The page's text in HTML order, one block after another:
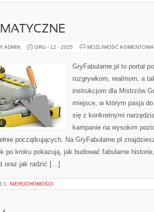
ADMIN GRU - 12 - 2025 MOŻLIWOŚĆ
GryFabularne.pl to portal
rozgrywkom, realmom, a
instrukcjom dla Mistrzów
miejsce, w którym pasja
się z konkretnymi
kampanie na wysokim
początkujących. Na GryFabularne.pl
po kroku pokazują, jak budować fabularne
oraz jak radzić […]
NIERUCHOMOŚCI